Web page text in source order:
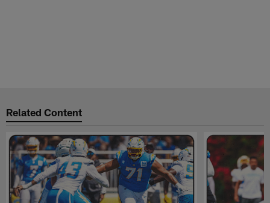
Related Content